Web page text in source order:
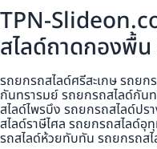
TPN-
สไลด์ถาดกองพื้น
รถยกรถสไลด์ศรีสะเกษ รถย
กันทรารมย์ รถยกรถสไลด์กัน
สไลด์ไพรบึง รถยกรถสไลด์ป
สไลด์ราษีไศล รถยกรถสไลด์
รถสไลด์ห้วยทับทัน รถยกรถส